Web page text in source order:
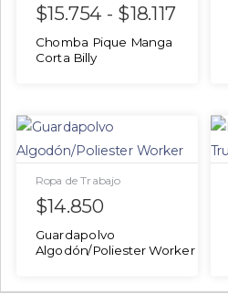
$15.754 - $18.117
Chomba Pique Manga
Corta Billy
Ropa de Trabajo
$14.850
Guardapolvo
Algodón/Poliester Worker